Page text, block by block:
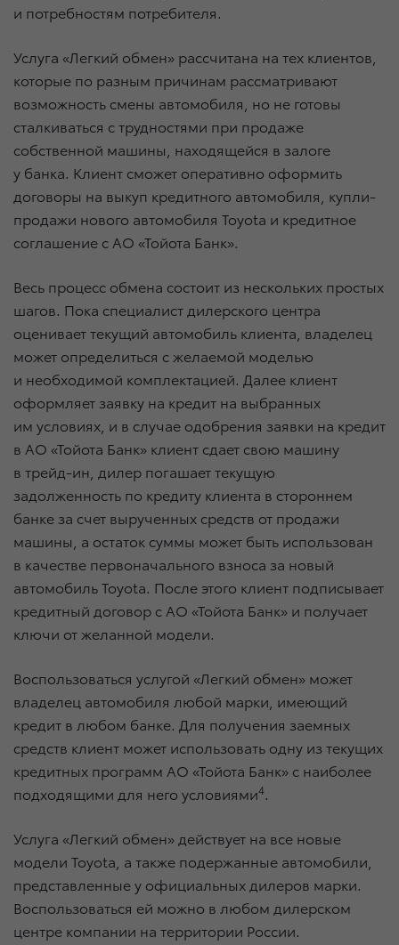
и потребностям потребителя.
Услуга «Легкий обмен» рассчитана на тех клиентов,
которые по разным причинам рассматривают
возможность смены автомобиля, но не готовы
сталкиваться с трудностями при продаже
собственной машины, находящейся в залоге
у банка. Клиент сможет оперативно оформить
договоры на выкуп кредитного автомобиля, купли-
продажи нового автомобиля Toyota и кредитное
соглашение с АО «Тойота Банк».
Весь процесс обмена состоит из нескольких простых
шагов. Пока специалист дилерского центра
оценивает текущий автомобиль клиента, владелец
может определиться с желаемой моделью
и необходимой комплектацией. Далее клиент
оформляет заявку на кредит на выбранных
им условиях, и в случае одобрения заявки на кредит
в АО «Тойота Банк» клиент сдает свою машину
в трейд-ин, дилер погашает текущую
задолженность по кредиту клиента в стороннем
банке за счет вырученных средств от продажи
машины, а остаток суммы может быть использован
в качестве первоначального взноса за новый
автомобиль Toyota. После этого клиент подписывает
кредитный договор с АО «Тойота Банк» и получает
ключи от желанной модели.
Воспользоваться услугой «Легкий обмен» может
владелец автомобиля любой марки, имеющий
кредит в любом банке. Для получения заемных
средств клиент может использовать одну из текущих
кредитных программ АО «Тойота Банк» с наиболее
подходящими для него условиями4.
Услуга «Легкий обмен» действует на все новые
модели Toyota, а также подержанные автомобили,
представленные у официальных дилеров марки.
Воспользоваться ей можно в любом дилерском
центре компании на территории России.